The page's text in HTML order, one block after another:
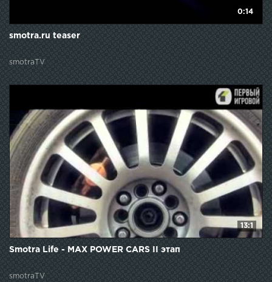
0:14
smotra.ru teaser
smotraTV
13:1
Smotra Life - MAX POWER CARS II этап
smotraTV